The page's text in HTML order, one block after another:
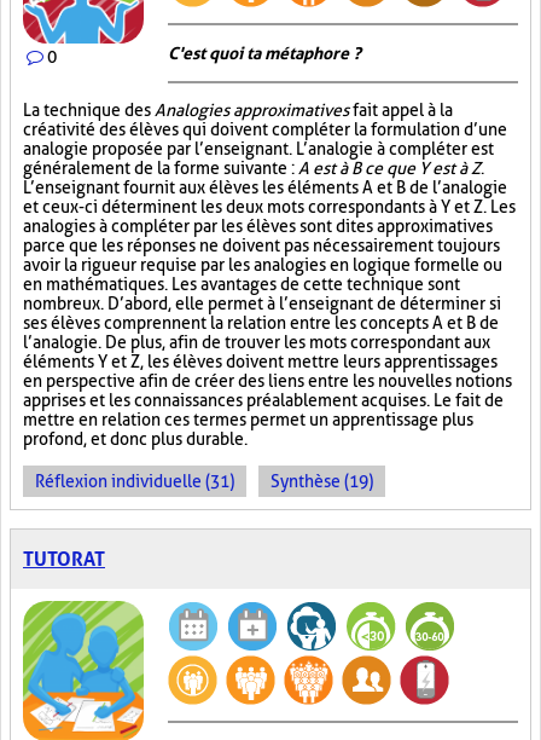
0 C'est quoi ta métaphore ?
La technique des Analogies approximativesfait appel à la
créativité des élèves qui doivent compléter la formulation d’une
analogie proposée par l’enseignant. L’analogie à compléter est
généralement de la forme suivante : A est à B ce que Y est à Z.
L’enseignant fournit aux élèves les éléments A et B de l’analogie
et ceux-ci déterminent les deux mots correspondants à Y et Z. Les
analogies à compléter par les élèves sont dites approximatives
parce que les réponses ne doivent pas nécessairement toujours
avoir la rigueur requise par les analogies en logique formelle ou
en mathématiques. Les avantages de cette technique sont
nombreux. D’abord, elle permet à l’enseignant de déterminer si
ses élèves comprennent la relation entre les concepts A et B de
l’analogie. De plus, afin de trouver les mots correspondant aux
éléments Y et Z, les élèves doivent mettre leurs apprentissages
en perspective afin de créer des liens entre les nouvelles notions
apprises et les connaissances préalablement acquises. Le fait de
mettre en relation ces termes permet un apprentissage plus
profond, et donc plus durable.
Réflexion individuelle (31) Synthèse (19)
TUTORAT